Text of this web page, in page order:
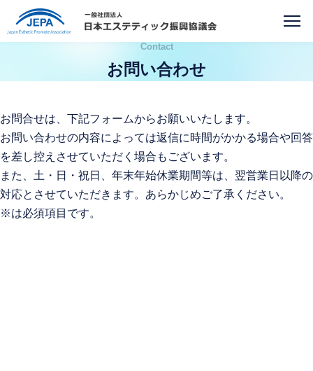
Contact
お問い合わせ
お問合せは、下記フォームからお願いいたします。
お問い合わせの内容によっては返信に時間がかかる場合や回答
を差し控えさせていただく場合もございます。
また、土・日・祝日、年末年始休業期間等は、翌営業日以降の
対応とさせていただきます。あらかじめご了承ください。
※は必須項目です。